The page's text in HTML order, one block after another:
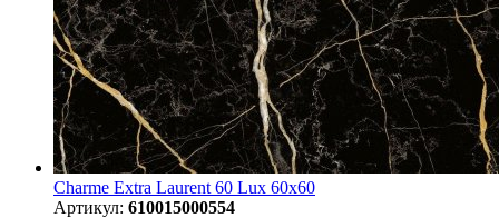
Charme Extra Laurent 60 Lux 60x60
Артикул: 610015000554